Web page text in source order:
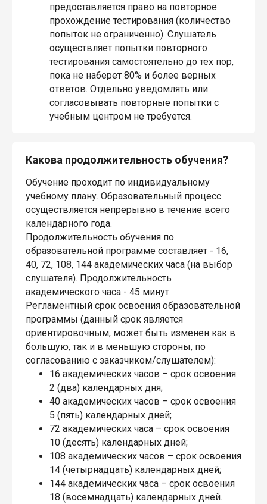
предоставляется право на повторное
прохождение тестирования (количество
попыток не ограниченно). Слушатель
осуществляет попытки повторного
тестирования самостоятельно до тех пор,
пока не наберет 80% и более верных
ответов. Отдельно уведомлять или
согласовывать повторные попытки с
учебным центром не требуется.
Какова продолжительность обучения?
Обучение проходит по индивидуальному
учебному плану. Образовательный процесс
осуществляется непрерывно в течение всего
календарного года.
Продолжительность обучения по
образовательной программе составляет - 16,
40, 72, 108, 144 академических часа (на выбор
слушателя). Продолжительность
академического часа - 45 минут.
Регламентный срок освоения образовательной
программы (данный срок является
ориентировочным, может быть изменен как в
большую, так и в меньшую стороны, по
согласованию с заказчиком/слушателем):
16 академических часов – срок освоения
2 (два) календарных дня;
40 академических часов – срок освоения
5 (пять) календарных дней;
72 академических часа – срок освоения
10 (десять) календарных дней;
108 академических часов – срок освоения
14 (четырнадцать) календарных дней;
144 академических часа – срок освоения
18 (восемнадцать) календарных дней.